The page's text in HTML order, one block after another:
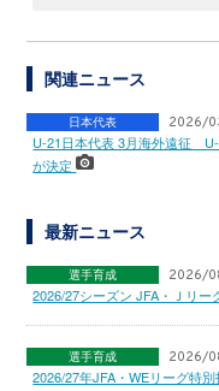
関連ニュース
日本代表 2026/
U-21日本代表 3月海外遠征
が決定
最新ニュース
選手育成 2026/
2026/27シーズン JFA・Ｊリ
選手育成 2026/
2026/27年JFA・WEリーグ特